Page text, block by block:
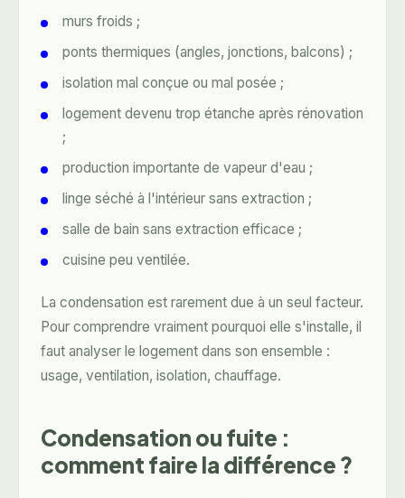
murs froids ;
ponts thermiques (angles, jonctions, balcons) ;
isolation mal conçue ou mal posée ;
logement devenu trop étanche après rénovation
;
production importante de vapeur d'eau ;
linge séché à l'intérieur sans extraction ;
salle de bain sans extraction efficace ;
cuisine peu ventilée.
La condensation est rarement due à un seul facteur.
Pour comprendre vraiment pourquoi elle s'installe, il
faut analyser le logement dans son ensemble :
usage, ventilation, isolation, chauffage.
Condensation ou fuite :
comment faire la différence ?